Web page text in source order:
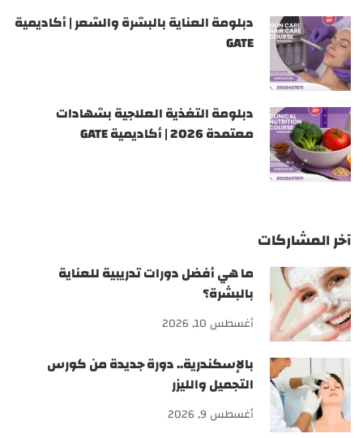
دبلومة العناية بالبشرة والشعر | أكاديمية
GATE
دبلومة التغذية العلاجية بشهادات
معتمدة 2026 | أكاديمية GATE
آخر المشاركات
ما هي أفضل دورات تدريبية للعناية
بالبشرة؟
أغسطس 10, 2026
بالإسكندرية.. دورة جديدة من كورس
التجميل والليزر
أغسطس 9, 2026